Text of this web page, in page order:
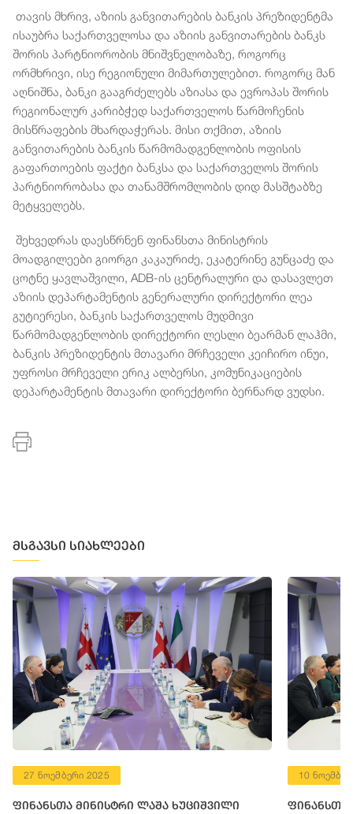
თავის მხრივ, აზიის განვითარების ბანკის პრეზიდენტმა
ისაუბრა საქართველოსა და აზიის განვითარების ბანკს
შორის პარტნიორობის მნიშვნელობაზე, როგორც
ორმხრივი, ისე რეგიონული მიმართულებით. როგორც მან
აღნიშნა, ბანკი გააგრძელებს აზიასა და ევროპას შორის
რეგიონალურ კარიბჭედ საქართველოს წარმოჩენის
მისწრაფების მხარდაჭერას. მისი თქმით, აზიის
განვითარების ბანკის წარმომადგენლობის ოფისის
გაფართოების ფაქტი ბანკსა და საქართველოს შორის
პარტნიორობასა და თანამშრომლობის დიდ მასშტაბზე
მეტყველებს.
შეხვედრას დაესწრნენ ფინანსთა მინისტრის
მოადგილეები გიორგი კაკაურიძე, ეკატერინე გუნცაძე და
ცოტნე ყავლაშვილი, ADB-ის ცენტრალური და დასავლეთ
აზიის დეპარტამენტის გენერალური დირექტორი ლეა
გუტიერესი, ბანკის საქართველოს მუდმივი
წარმომადგენლობის დირექტორი ლესლი ბეარმან ლაჰმი,
ბანკის პრეზიდენტის მთავარი მრჩეველი კეიჩირო ინუი,
უფროსი მრჩეველი ერიკ ალბერსი, კომუნიკაციების
დეპარტამენტის მთავარი დირექტორი ბერნარდ ვუდსი.
მსგავსი სიახლეები
27 ნოემბერი 2025
ფინანსთა მინისტრი ლაშა ხუციშვილი
10
ფინანსთა